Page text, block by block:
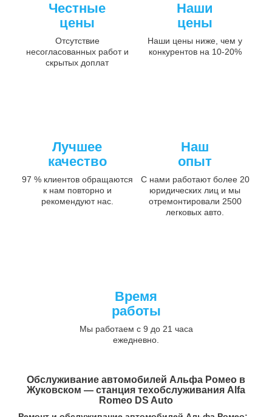
Честные
цены
Отсутствие
несогласованных работ и
скрытых доплат
Наши
цены
Наши цены ниже, чем у
конкурентов на 10-20%
Лучшее
качество
97 % клиентов обращаются
к нам повторно и
рекомендуют нас.
Наш
опыт
С нами работают более 20
юридических лиц и мы
отремонтировали 2500
легковых авто.
Время
работы
Мы работаем с 9 до 21 часа
ежедневно.
Обслуживание автомобилей Альфа Ромео в
Жуковском — станция техобслуживания Alfa
Romeo DS Auto